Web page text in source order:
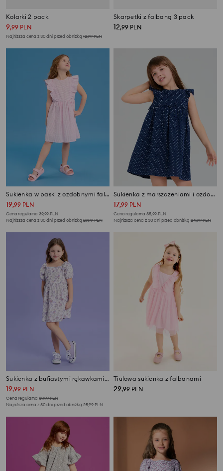
Kolarki 2 pack
9,99 PLN
Najniższa cena z 30 dni przed obniżką 12,99PLN
Skarpetki z falbaną 3 pack
12,99 PLN
Sukienka w paski z ozdobnymi falbanami przy ramionach
19,99 PLN
Cena regularna 39,99PLN
Najniższa cena z 30 dni przed obniżką 29,99PLN
Sukienka z marszczeniami i ozdobnymi falbanami
17,99 PLN
Cena regularna 35,99PLN
Najniższa cena z 30 dni przed obniżką 24,99PLN
Sukienka z bufiastymi rękawkami w motyw kwiatowy
19,99 PLN
Cena regularna 39,99PLN
Najniższa cena z 30 dni przed obniżką 25,99PLN
Tiulowa sukienka z falbanami
29,99 PLN